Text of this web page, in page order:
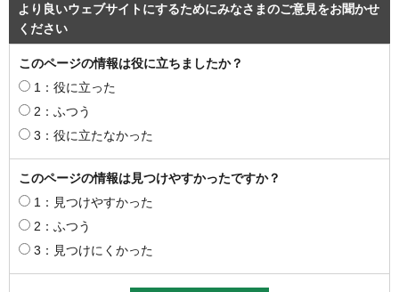
より良いウェブサイトにするためにみなさまのご意見をお聞かせ
ください
このページの情報は役に立ちましたか？
1：役に立った
2：ふつう
3：役に立たなかった
このページの情報は見つけやすかったですか？
1：見つけやすかった
2：ふつう
3：見つけにくかった